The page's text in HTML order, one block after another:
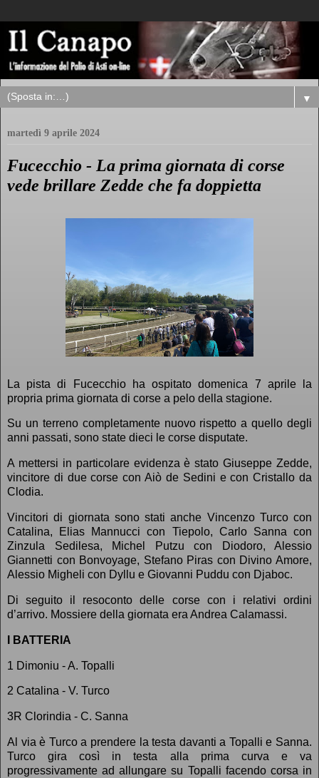
▼
martedì 9 aprile 2024
Fucecchio - La prima giornata di corse
vede brillare Zedde che fa doppietta
La pista di Fucecchio ha ospitato domenica 7 aprile la
propria prima giornata di corse a pelo della stagione.
Su un terreno completamente nuovo rispetto a quello degli
anni passati, sono state dieci le corse disputate.
A mettersi in particolare evidenza è stato Giuseppe Zedde,
vincitore di due corse con Aiò de Sedini e con Cristallo da
Clodia.
Vincitori di giornata sono stati anche Vincenzo Turco con
Catalina, Elias Mannucci con Tiepolo, Carlo Sanna con
Zinzula Sedilesa, Michel Putzu con Diodoro, Alessio
Giannetti con Bonvoyage, Stefano Piras con Divino Amore,
Alessio Migheli con Dyllu e Giovanni Puddu con Djaboc.
Di seguito il resoconto delle corse con i relativi ordini
d’arrivo. Mossiere della giornata era Andrea Calamassi.
I BATTERIA
1 Dimoniu - A. Topalli
2 Catalina - V. Turco
3R Clorindia - C. Sanna
Al via è Turco a prendere la testa davanti a Topalli e Sanna.
Turco gira così in testa alla prima curva e va
progressivamente ad allungare su Topalli facendo corsa in